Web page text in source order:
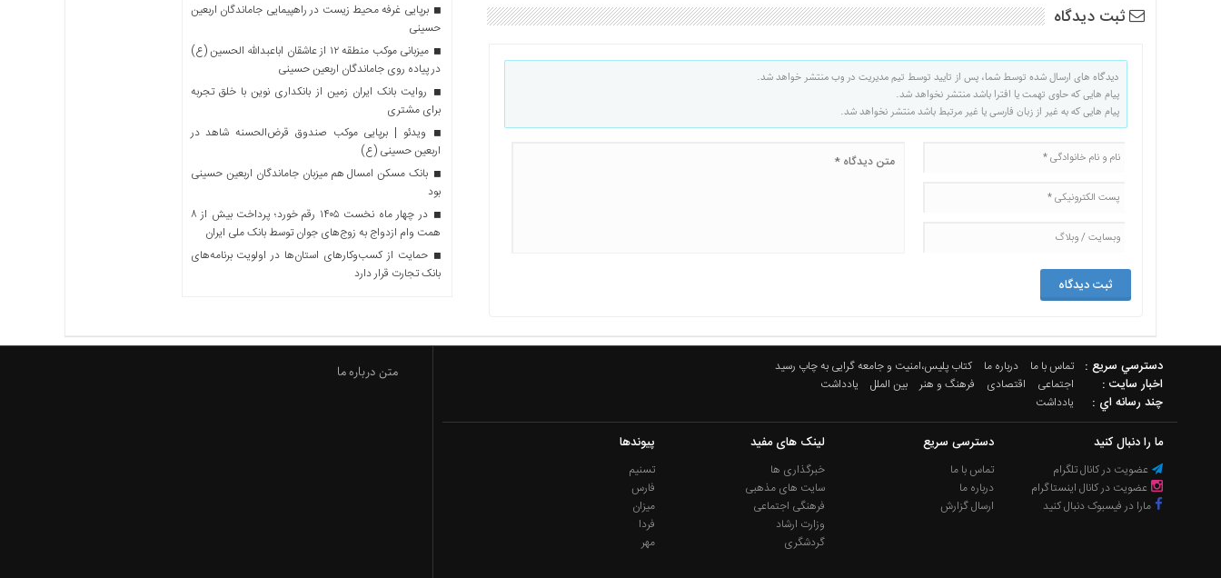
ثبت دیدگاه
دیدگاه های ارسال شده توسط شما، پس از تایید توسط تیم مدیریت در وب منتشر خواهد شد.
پیام هایی که حاوی تهمت یا افترا باشد منتشر نخواهد شد.
پیام هایی که به غیر از زبان فارسی یا غیر مرتبط باشد منتشر نخواهد شد.
برپایی غرفه محیط زیست در راهپیمایی جاماندگان اربعین
حسینی
میزبانی موکب منطقه ۱۲ از عاشقان اباعبدالله الحسین (ع)
در پیاده روی جاماندگان اربعین حسینی
روایت بانک ایران زمین از بانکداری نوین با خلق تجربه
برای مشتری
ویدئو | برپایی موکب صندوق قرض‌الحسنه شاهد در
اربعین حسینی (ع)
بانک مسکن امسال هم میزبان جاماندگان اربعین حسینی
بود
در چهار ماه نخست ۱۴۰۵ رقم خورد؛ پرداخت بیش از ۸
همت وام ازدواج به زوج‌های جوان توسط بانک ملی ایران
حمایت از کسب‌وکارهای استان‌ها در اولویت برنامه‌های
بانک تجارت قرار دارد
دسترسي سريع : تماس با ما درباره ما کتاب پلیس،امنیت و جامعه گرایی به چاپ رسید
اخبار سایت : اجتماعی اقتصادی فرهنگ و هنر بین الملل یادداشت
چند رسانه اي : یادداشت
ما را دنبال کنید
عضویت در کانال تلگرام
عضویت در کانال اینستاگرام
مارا در فیسبوک دنبال کنید
دسترسی سریع
تماس با ما
درباره ما
ارسال گزارش
لینک های مفید
خبرگذاری ها
سایت های مذهبی
فرهنگی اجتماعی
وزارت ارشاد
گردشگری
پیوندها
تسنیم
فارس
میزان
فردا
مهر
متن درباره ما